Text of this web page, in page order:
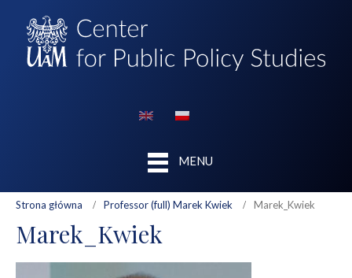
MENU
Strona główna Professor (full) Marek Kwiek Marek_Kwiek
Marek_Kwiek